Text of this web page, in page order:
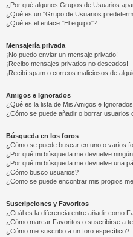
¿Por qué algunos Grupos de Usuarios
¿Qué es un "Grupo de Usuarios
¿Qué es el enlace "El equipo"?
Mensajería privada
¡No puedo enviar un mensaje privado!
¡Recibo mensajes privados no deseados!
¡Recibí spam o correos maliciosos de
Amigos e Ignorados
¿Qué es la lista de Mis Amigos e
¿Cómo se puede añadir o borrar usuarios
Búsqueda en los foros
¿Cómo se puede buscar en uno o varios
¿Por qué mi búsqueda me devuelve
¿Por qué mi búsqueda me devuelve una
¿Cómo busco usuarios?
¿Como se puede encontrar mis propios
Suscripciones y Favoritos
¿Cuál es la diferencia entre añadir como
¿Cómo marcar Favoritos o suscribirse a
¿Cómo me suscribo a un foro específico?